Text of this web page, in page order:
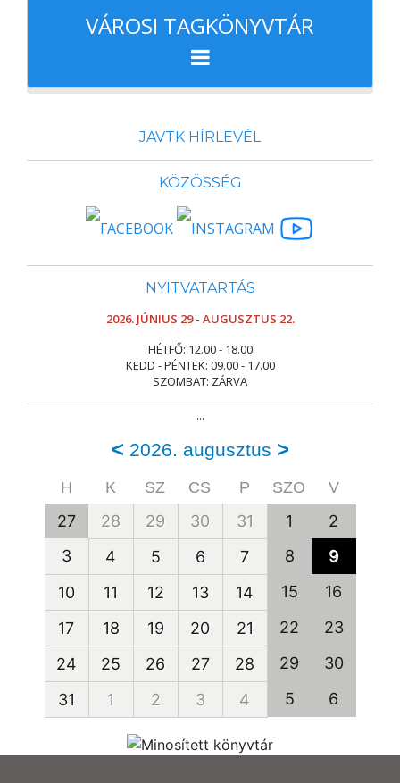
VÁROSI TAGKÖNYVTÁR
JAVTK HÍRLEVÉL
KÖZÖSSÉG
NYITVATARTÁS
2026. JÚNIUS 29 - AUGUSZTUS 22.
HÉTFŐ: 12.00 - 18.00
KEDD - PÉNTEK: 09.00 - 17.00
SZOMBAT: ZÁRVA
...
< 2026. augusztus >
H K SZ CS P SZO V
27 28 29 30 31 1
2
3
4 5 6 7 8
9
10
11 12 13 14 15
16
17
18 19 20 21 22
23
24
25 26 27 28 29
30
31
1 2 3 4 5 6